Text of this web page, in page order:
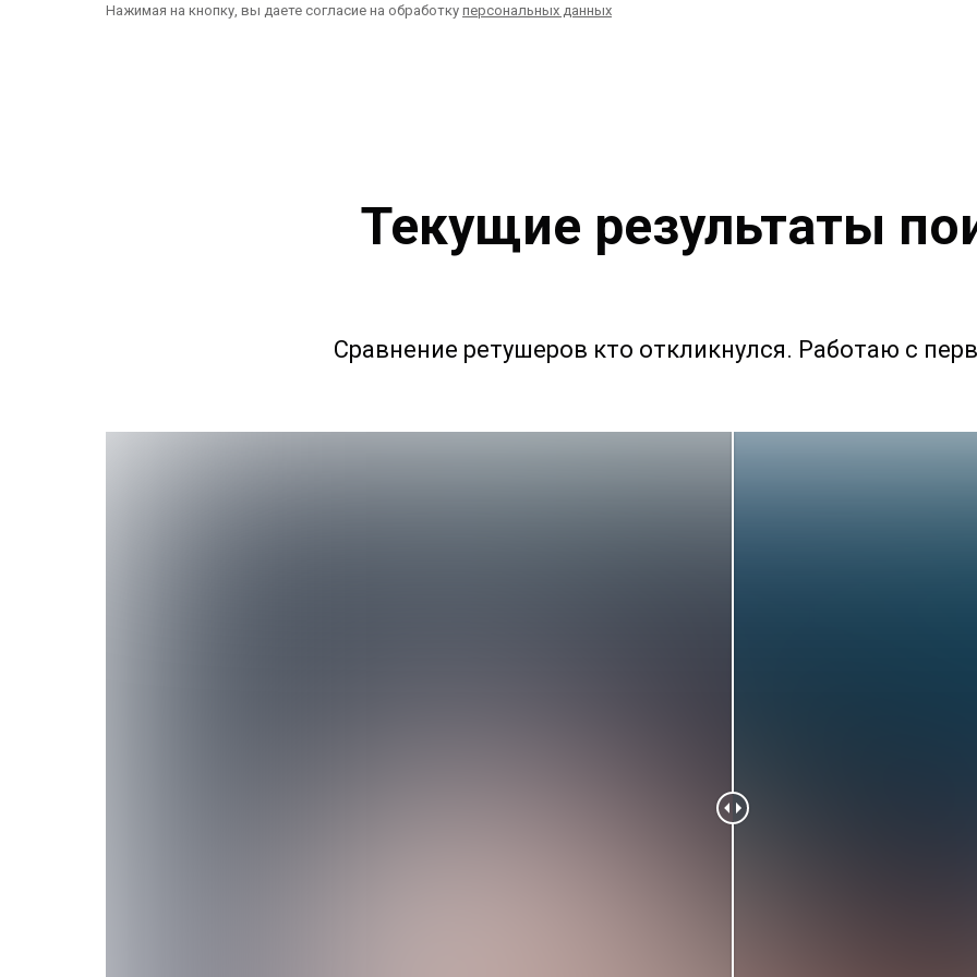
Нажимая на кнопку, вы даете согласие на обработку персональных данных
Текущие результаты
Сравнение ретушеров кто откликнулся. Работаю с